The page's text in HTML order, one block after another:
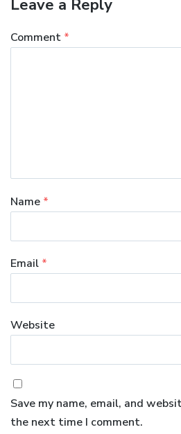
Leave a Reply
Comment *
Name *
Email *
Website
Save my name, email, and
the next time I comment.